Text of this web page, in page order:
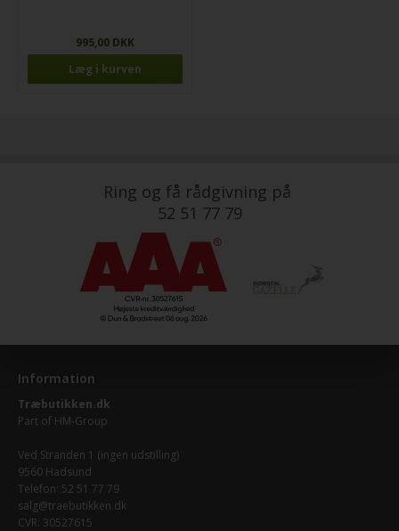
995,00 DKK
Ring og få rådgivning på
52 51 77 79
Information
Træbutikken.dk
Part of HM-Group
Ved Stranden 1 (ingen udstilling)
9560 Hadsund
Telefon: 52 51 77 79
salg@traebutikken.dk
CVR: 30527615